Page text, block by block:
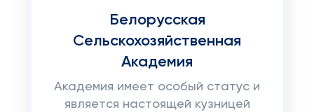
Белорусская
Сельскохозяйственная
Академия
Академия имеет особый статус и
является настоящей кузницей